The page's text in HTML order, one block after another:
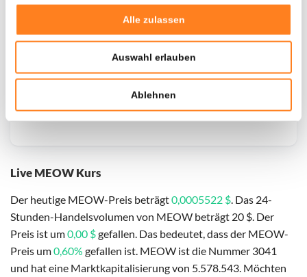
Alle zulassen
Auswahl erlauben
Ablehnen
Live MEOW Kurs
Der heutige MEOW-Preis beträgt0,0005522 $. Das 24-
Stunden-Handelsvolumen von MEOW beträgt 20 $. Der
Preis ist um0,00 $gefallen. Das bedeutet, dass der MEOW-
Preis um0,60% gefallen ist. MEOW ist die Nummer 3041
und hat eine Marktkapitalisierung von 5.578.543. Möchten